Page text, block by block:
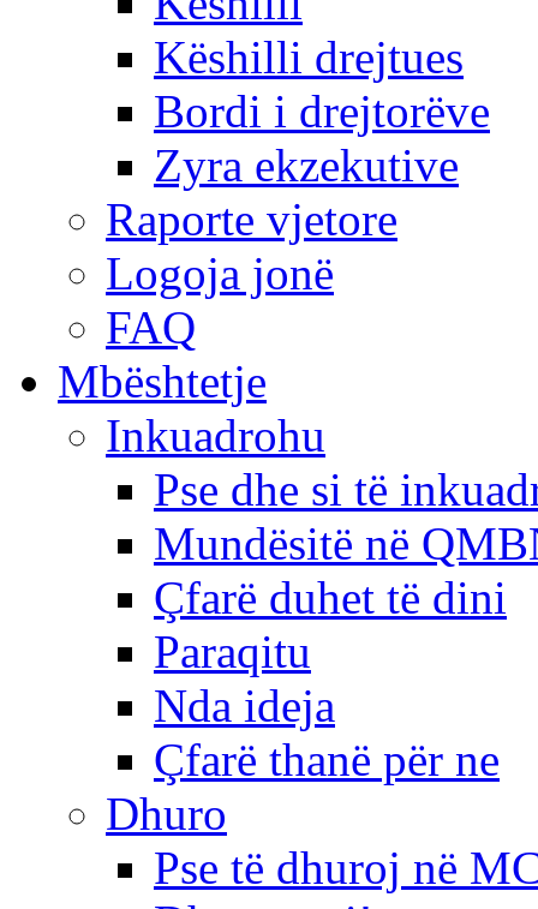
Këshilli drejtues
Bordi i drejtorëve
Zyra ekzekutive
Raporte vjetore
Logoja jonë
FAQ
Mbështetje
Inkuadrohu
Pse dhe si të
Mundësitë në
Çfarë duhet të dini
Paraqitu
Nda ideja
Çfarë thanë për ne
Dhuro
Pse të dhuroj në